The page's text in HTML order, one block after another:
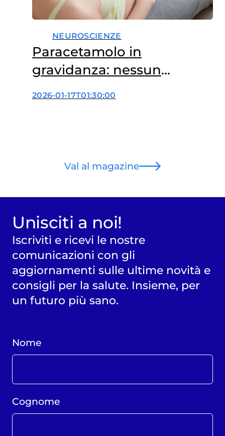
NEUROSCIENZE
Paracetamolo in
gravidanza: nessun
legame con autismo e
2026-01-17T01:30:00
Val al magazine
Unisciti a noi!
Iscriviti e ricevi le nostre
comunicazioni con gli
aggiornamenti sulle ultime novità e
consigli per la salute. Insieme, per
un futuro più sano.
Nome
Cognome